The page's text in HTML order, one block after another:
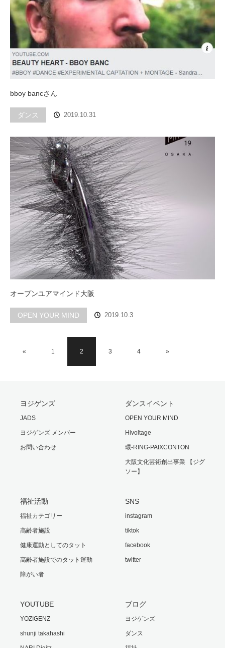
bboy bancさん
ダンス 2019.10.31
オープンユアマインド大阪
OPEN YOUR MIND 2019.10.3
« 1 2 3 4 »
ヨジゲンズ
JADS
ヨジゲンズ メンバー
お問い合わせ
ダンスイベント
OPEN YOUR MIND
Hivoltage
環-RING-PAIXCONTON
大阪文化芸術創出事業 【ジグ
ソー】
福祉活動
福祉カテゴリー
高齢者施設
健康運動としてのタット
高齢者施設でのタット運動
障がい者
SNS
instagram
tiktok
facebook
twitter
YOUTUBE
YOZIGENZ
shunji takahashi
ブログ
ヨジゲンズ
ダンス